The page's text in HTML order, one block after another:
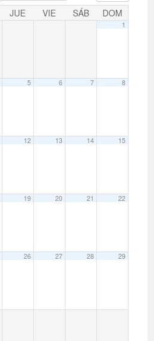
JUE VIE SÁB DOM
1
5 6 7 8
12 13 14 15
19 20 21 22
26 27 28 29